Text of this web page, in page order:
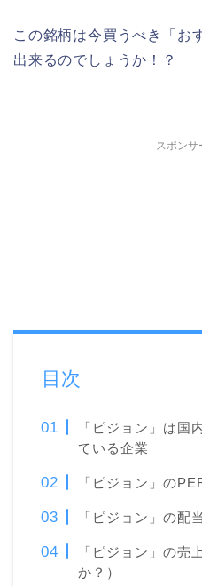
この銘柄は今買うべき「お
出来るのでしょうか！？
スポンサ
目次
「ピジョン」は国
ている企業
「ピジョン」の
「ピジョン」の配
「ピジョン」の売
か？）